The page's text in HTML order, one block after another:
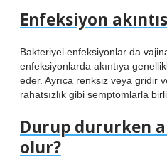
Enfeksiyon
Bakteriyel enfeksiyonlar da
enfeksiyonlarda akıntıya
eder. Ayrıca renksiz veya gridir
rahatsızlık gibi semptomlarla
Durup dururken
olur?